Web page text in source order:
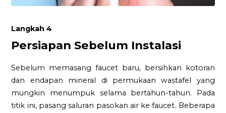
Langkah 4
Persiapan Sebelum Instalasi
Sebelum memasang faucet baru, bersihkan kotoran
dan endapan mineral di permukaan wastafel yang
mungkin menumpuk selama bertahun-tahun. Pada
titik ini, pasang saluran pasokan air ke faucet. Beberapa